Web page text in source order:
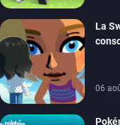
La
06